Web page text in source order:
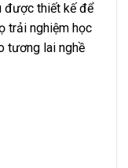
được thiết kế để
trải nghiệm học
tương lai nghề